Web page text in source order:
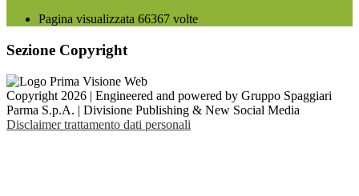
Pagina visualizzata 66367 volte
Sezione Copyright
Copyright 2026 | Engineered and powered by Gruppo Spaggiari
Parma S.p.A. | Divisione Publishing & New Social Media
Disclaimer trattamento dati personali